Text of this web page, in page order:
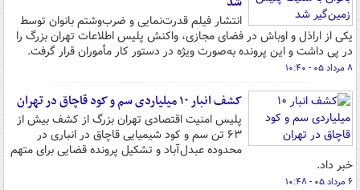
انتشار فیلم قدرت‌نمایی و ضرب‌وشتم بانوان توسط
یکی از اراذل و اوباش در فضای مجازی، واکنش پلیس اطلاعات تهران بزرگ را
در پی داشت و این پرونده به‌صورت ویژه در دستور کار مأموران قرار گرفت.
۸ مرداد ۰۵ - ۱۰:۴۰
کشف انبار ۱۰ میلیاردی سم و کود قاچاق در تهران
پلیس امنیت اقتصادی تهران بزرگ از کشف بیش از
۶۳ تن سم و کود شیمیایی قاچاق در انباری در
محدوده عبدل‌آباد و تشکیل پرونده قضایی برای متهم
خبر داد.
۶ مرداد ۰۵ - ۱۰:۴۸